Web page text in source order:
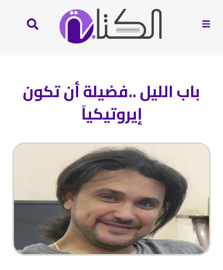
باب الليل ..فضيلة أن تكون
إيروتيكياً